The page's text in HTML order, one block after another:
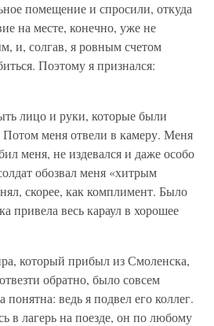
помещение и спросили, откуда
на месте, конечно, уже не
и, солгав, я ровным счетом
Поэтому я признался:
лицо и руки, которые были
меня отвели в камеру. Меня
меня, не издевался и даже особо
обозвал меня «хитрым
скорее, как комплимент. Было
привела весь караул в хорошее
который прибыл из Смоленска,
обратно, было совсем
ведь я подвел его коллег.
в лагерь на поезде, он по любому